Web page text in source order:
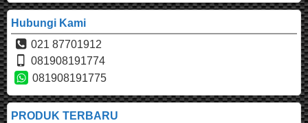
Hubungi Kami
021 87701912
081908191774
081908191775
PRODUK TERBARU